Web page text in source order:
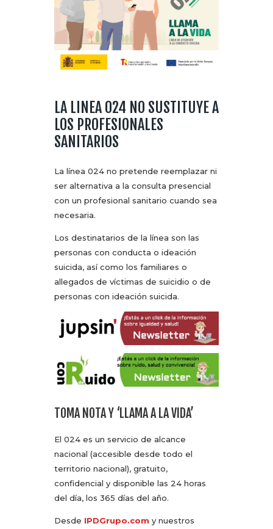
LA LINEA 024 NO SUSTITUYE A
LOS PROFESIONALES
SANITARIOS
La línea 024 no pretende reemplazar ni
ser alternativa a la consulta presencial
con un profesional sanitario cuando sea
necesaria.
Los destinatarios de la línea son las
personas con conducta o ideación
suicida, así como los familiares o
allegados de víctimas de suicidio o de
personas con ideación suicida.
TOMA NOTA Y ‘LLAMA A LA VIDA’
El 024 es un servicio de alcance
nacional (accesible desde todo el
territorio nacional), gratuito,
confidencial y disponible las 24 horas
del día, los 365 días del año.
Desde IPDGrupo.com y nuestros